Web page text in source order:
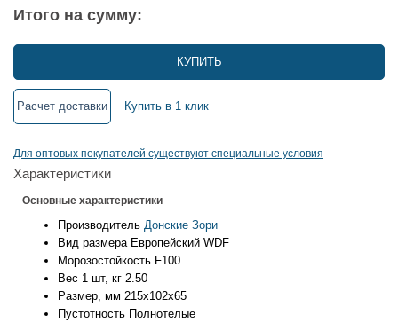
Итого на сумму:
КУПИТЬ
Расчет доставки Купить в 1 клик
Для оптовых покупателей существуют специальные условия
Характеристики
Основные характеристики
Производитель Донские Зори
Вид размера Европейский WDF
Морозостойкость F100
Вес 1 шт, кг 2.50
Размер, мм 215х102х65
Пустотность Полнотелые